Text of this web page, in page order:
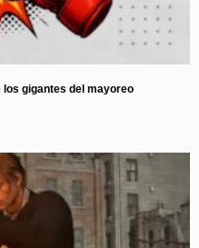
los gigantes del mayoreo